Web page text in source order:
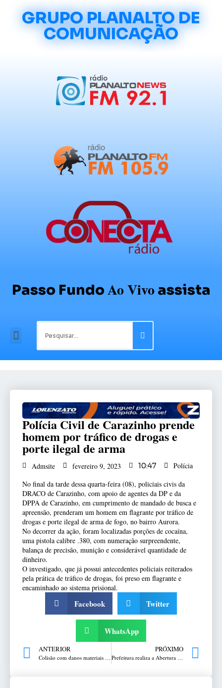
GRUPO PLANALTO DE
COMUNICAÇÃO
Passo Fundo Ao Vivo assista
Polícia Civil de Carazinho prende
homem por tráfico de drogas e
porte ilegal de arma
Admsite fevereiro 9, 2023 10:47
Polícia
No final da tarde dessa quarta-feira (08), policiais civis da
DRACO de Carazinho, com apoio de agentes da DP e da
DPPA de Carazinho, em cumprimento de mandado de busca e
apreensão, prenderam um homem em flagrante por tráfico de
drogas e porte ilegal de arma de fogo, no bairro Aurora.
No decorrer da ação, foram localizadas porções de cocaína,
uma pistola calibre .380, com numeração surpreendente,
balança de precisão, munição e considerável quantidade de
dinheiro.
O investigado, que já possui antecedentes policiais reiterados
pela prática de tráfico de drogas, foi preso em flagrante e
encaminhado ao sistema prisional.
Facebook Twitter
WhatsApp
ANTERIOR
Colisão com danos materiais na esquina da Plácido de Castro com a Coronel Pelegrini
PRÓXIMO
Prefeitura realiza a Abertura Oficial do Ano Letivo de 2023 na rede municipal de ensino